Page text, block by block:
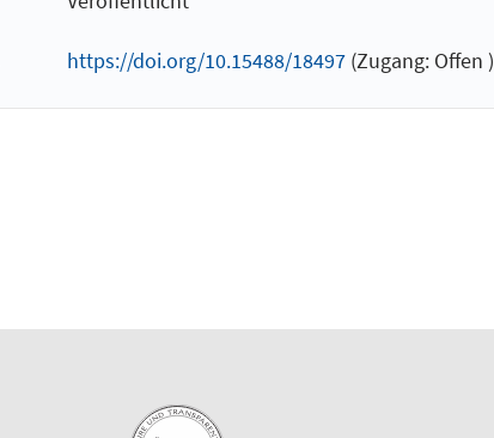
https://doi.org/10.15488/18497(Zugang: Offen )